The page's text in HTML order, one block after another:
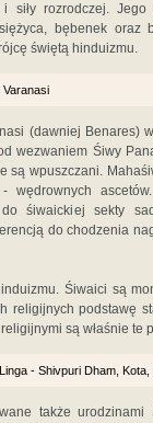
siły rozrodczej.
bębenek oraz
świętą hinduizmu.
(dawniej Benares)
wezwaniem Śiwy
są wpuszczani.
wędrownych
śiwaickiej sekty
do chodzenia
Śiwaici są
religijnych podstawę
są właśnie te
- Shivpuri Dham, Kota,
także